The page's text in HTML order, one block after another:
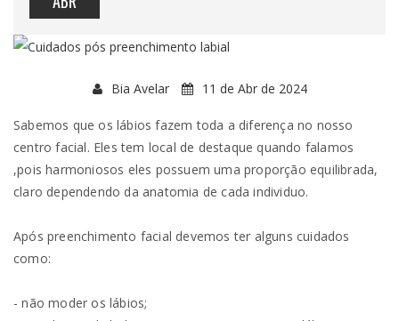
Bia Avelar 11 de Abr de 2024
Sabemos que os lábios fazem toda a diferença no nosso
centro facial. Eles tem local de destaque quando falamos
,pois harmoniosos eles possuem uma proporção equilibrada,
claro dependendo da anatomia de cada individuo.
Após preenchimento facial devemos ter alguns cuidados
como:
- não moder os lábios;